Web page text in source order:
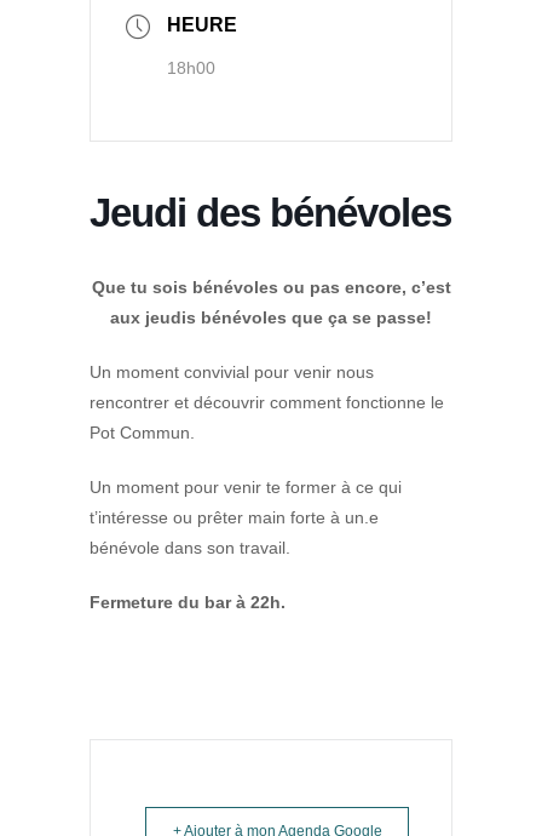
HEURE
18h00
Jeudi des bénévoles
Que tu sois bénévoles ou pas encore, c’est
aux jeudis bénévoles que ça se passe!
Un moment convivial pour venir nous
rencontrer et découvrir comment fonctionne le
Pot Commun.
Un moment pour venir te former à ce qui
t’intéresse ou prêter main forte à un.e
bénévole dans son travail.
Fermeture du bar à 22h.
+ Ajouter à mon Agenda Google